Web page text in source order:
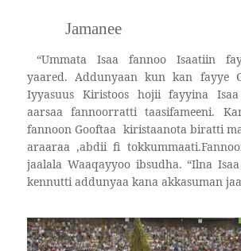
Jamanee
“Ummata Isaa fannoo Isaatiin
yaared. Addunyaan kun kan fayye
Iyyasuus Kiristoos hojii fayyina
aarsaa fannoorratti taasifameeni.
fannoon Gooftaa kiristaanota biratti
araaraa ,abdii fi
jaalala Waaqayyoo ibsudha. “Ilna
kennutti addunyaa kana akkasuman